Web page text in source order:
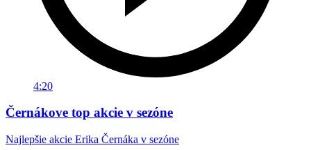
4:20
Černákove top akcie v sezóne
Najlepšie akcie Erika Černáka v sezóne